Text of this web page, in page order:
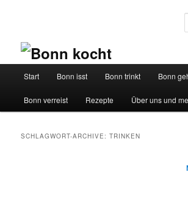
Zum
Inhalt
Zum
sekundären
Start Bonn isst Bonn trinkt Bonn
Bonn verreist Rezepte Über uns und
SCHLAGWORT-ARCHIVE:TRINKEN